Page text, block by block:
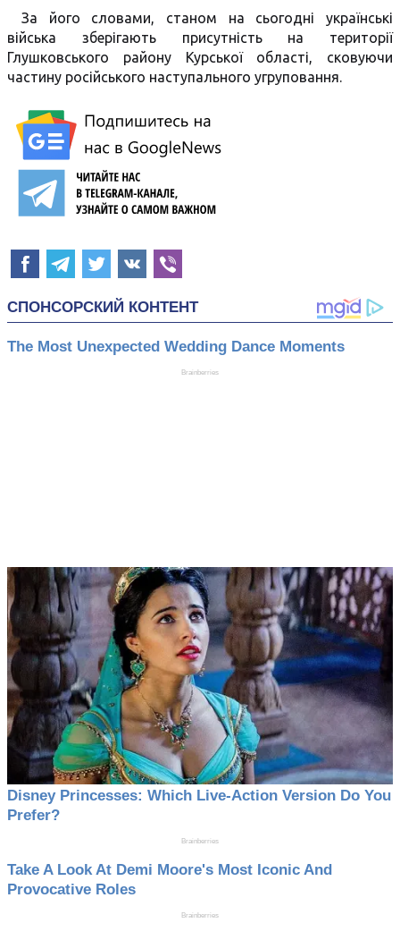
За його словами, станом на сьогодні українські
війська зберігають присутність на території
Глушковського району Курської області, сковуючи
частину російського наступального угруповання.